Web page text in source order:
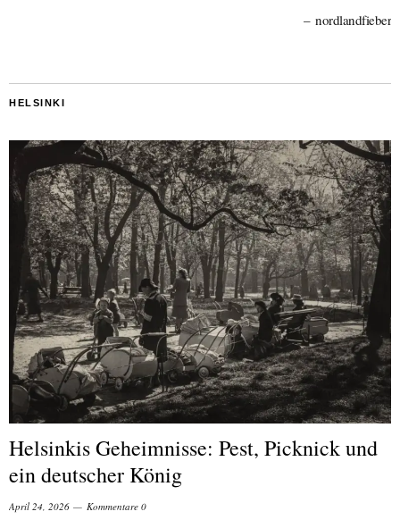
nordlandfieber
HELSINKI
Helsinkis Geheimnisse: Pest, Picknick und
ein deutscher König
April 24, 2026 Kommentare 0